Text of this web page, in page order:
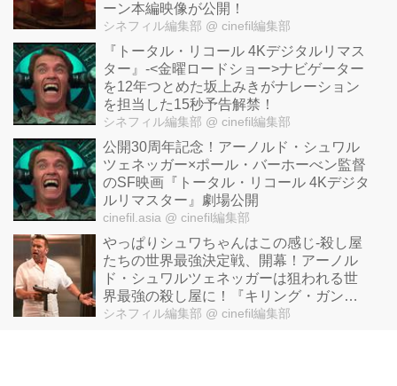
ーン本編映像が公開！
シネフィル編集部 @ cinefil編集部
『トータル・リコール 4Kデジタルリマス
ター』-<金曜ロードショー>ナビゲーター
を12年つとめた坂上みきがナレーション
を担当した15秒予告解禁！
シネフィル編集部 @ cinefil編集部
公開30周年記念！アーノルド・シュワル
ツェネッガー×ポール・バーホーべン監督
のSF映画『トータル・リコール 4Kデジタ
ルリマスター』劇場公開
cinefil.asia @ cinefil編集部
やっぱりシュワちゃんはこの感じ-殺し屋
たちの世界最強決定戦、開幕！アーノル
ド・シュワルツェネッガーは狙われる世
界最強の殺し屋に！『キリング・ガンサ
ー』
シネフィル編集部 @ cinefil編集部